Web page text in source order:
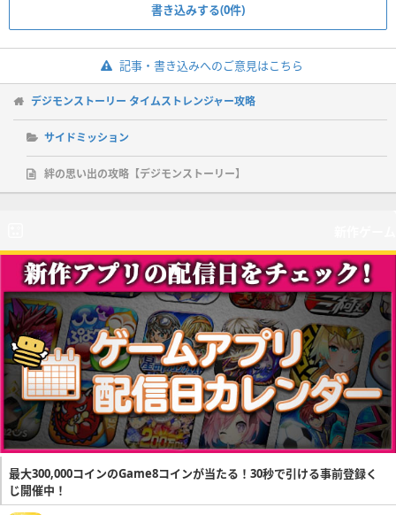
書き込みする(0件)
記事・書き込みへのご意見はこちら
デジモンストーリー タイムストレンジャー攻略
サイドミッション
絆の思い出の攻略【デジモンストーリー】
最大300,000コインのGame8コインが当たる！30秒で引ける事前登録く
じ開催中！